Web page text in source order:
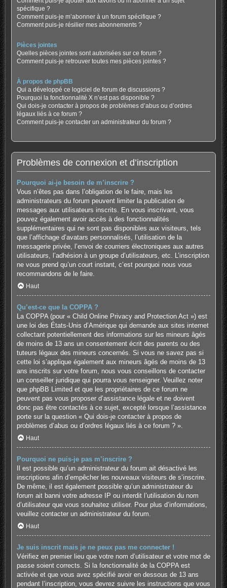
spécifique ?
Comment puis-je m’abonner à un forum spécifique ?
Comment puis-je résilier mes abonnements ?
Pièces jointes
Quelles pièces jointes sont autorisées sur ce forum ?
Comment puis-je retrouver toutes mes pièces jointes ?
À propos de phpBB
Qui a développé ce logiciel de forum de discussions ?
Pourquoi la fonctionnalité X n’est pas disponible ?
Qui dois-je contacter à propos de problèmes d’abus ou d’ordres
légaux liés à ce forum ?
Comment puis-je contacter un administrateur du forum ?
Problèmes de connexion et d’inscription
Pourquoi ai-je besoin de m’inscrire ?
Vous n’êtes pas dans l’obligation de le faire, mais les
administrateurs du forum peuvent limiter la publication de
messages aux utilisateurs inscrits. En vous inscrivant, vous
pouvez également avoir accès à des fonctionnalités
supplémentaires qui ne sont pas disponibles aux visiteurs, tels
que l’affichage d’avatars personnalisés, l’utilisation de la
messagerie privée, l’envoi de courriers électroniques aux autres
utilisateurs, l’adhésion à un groupe d’utilisateurs, etc. L’inscription
ne vous prend qu’un court instant, c’est pourquoi nous vous
recommandons de le faire.
Haut
Qu’est-ce que la COPPA ?
La COPPA (pour « Child Online Privacy and Protection Act ») est
une loi des États-Unis d’Amérique qui demande aux sites internet
collectant potentiellement des informations sur les mineurs âgés
de moins de 13 ans un consentement écrit des parents ou des
tuteurs légaux des mineurs concernés. Si vous ne savez pas si
cette loi s’applique également aux mineurs âgés de moins de 13
ans inscrits sur votre forum, nous vous conseillons de contacter
un conseiller juridique qui pourra vous renseigner. Veuillez noter
que phpBB Limited et que les propriétaires de ce forum ne
peuvent pas vous proposer d’assistance légale et ne doivent
donc pas être contactés à ce sujet, excepté lorsque l’assistance
porte sur la question « Qui dois-je contacter à propos de
problèmes d’abus ou d’ordres légaux liés à ce forum ? ».
Haut
Pourquoi ne puis-je pas m’inscrire ?
Il est possible qu’un administrateur du forum ait désactivé les
inscriptions afin d’empêcher les nouveaux visiteurs de s’inscrire.
De même, il est également possible qu’un administrateur du
forum ait banni votre adresse IP ou interdit l’utilisation du nom
d’utilisateur que vous souhaitez utiliser. Pour plus d’informations,
veuillez contacter un administrateur du forum.
Haut
Je suis inscrit mais je ne peux pas me connecter !
Vérifiez en premier lieu que votre nom d’utilisateur et votre mot de
passe soient corrects. Si la fonctionnalité de la COPPA est
activée et que vous avez spécifié avoir en dessous de 13 ans
pendant l’inscription, vous devrez suivre les instructions que vous